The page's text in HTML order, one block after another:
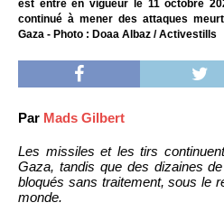
est entré en vigueur le 11 octobre
continué à mener des attaques
Gaza - Photo : Doaa Albaz / Activestills
Par Mads Gilbert
Les missiles et les tirs
Gaza, tandis que des dizaines
bloqués sans traitement, sous le
monde.